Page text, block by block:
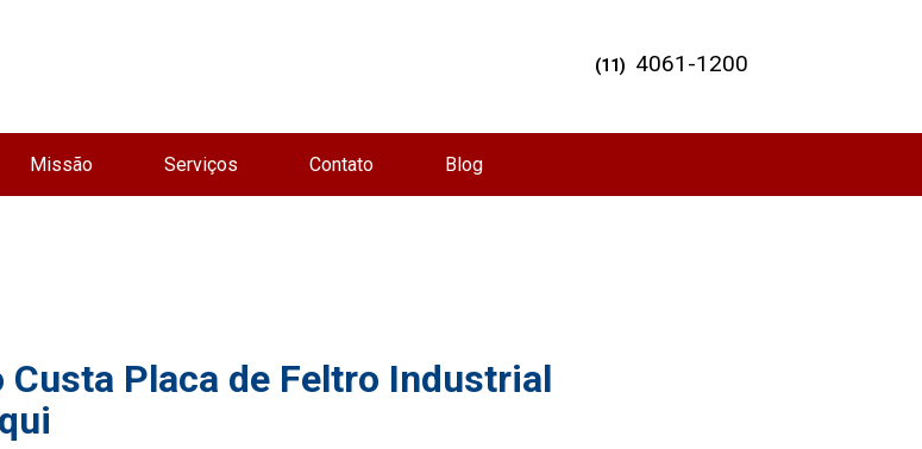
Missão Serviços Contato Blog
(11) 4061-1200
Custa Placa de Feltro Industrial